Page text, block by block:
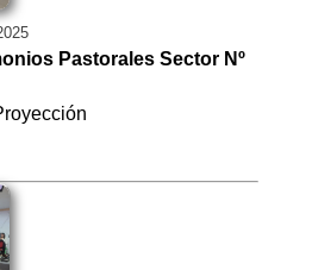
Pastorales Sector Nº